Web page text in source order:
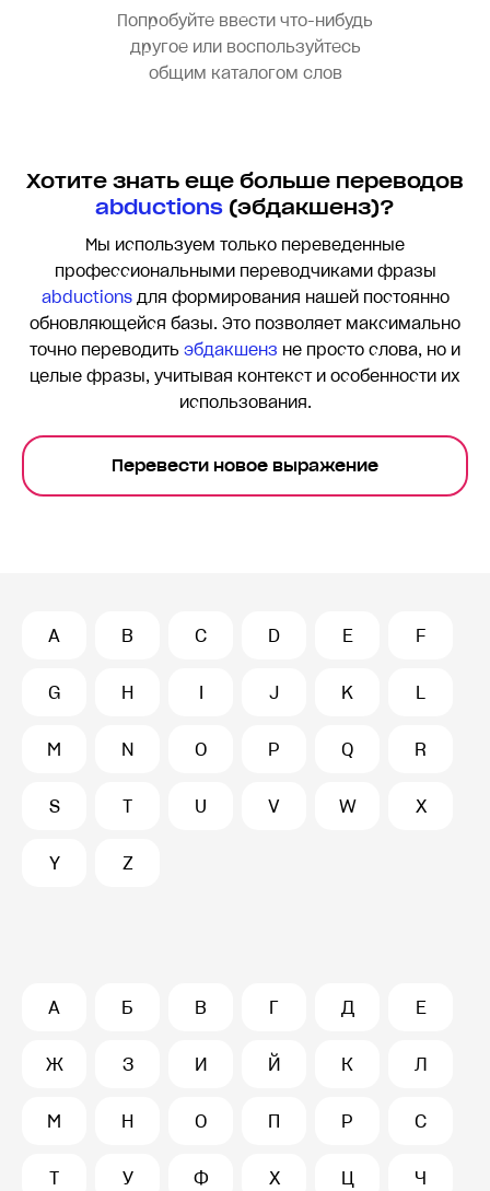
Попробуйте ввести что-нибудь
другое или воспользуйтесь
общим каталогом слов
Хотите знать еще больше переводов
abductions (эбдакшенз)?
Мы используем только переведенные
профессиональными переводчиками фразы
abductionsдля формирования нашей постоянно
обновляющейся базы. Это позволяет максимально
точно переводить эбдакшенз не просто слова, но и
целые фразы, учитывая контекст и особенности их
использования.
Перевести новое выражение
A B C D E F
G H I J K L
M N O P Q R
S T U V W X
Y Z
А Б В Г Д Е
Ж З И Й К Л
М Н О П Р С
Т У Ф Х Ц Ч